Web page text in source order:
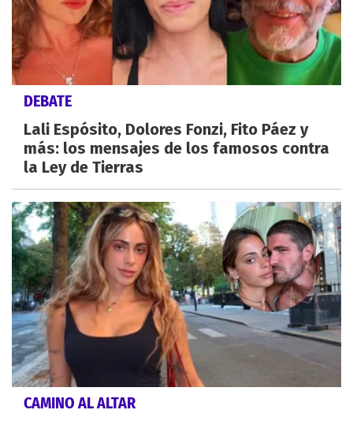
DEBATE
Lali Espósito, Dolores Fonzi, Fito Páez y
más: los mensajes de los famosos contra
la Ley de Tierras
CAMINO AL ALTAR